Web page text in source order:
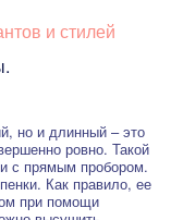
и стилей
но и длинный – это
ровно. Такой
с прямым пробором.
Как правило, ее
при помощи